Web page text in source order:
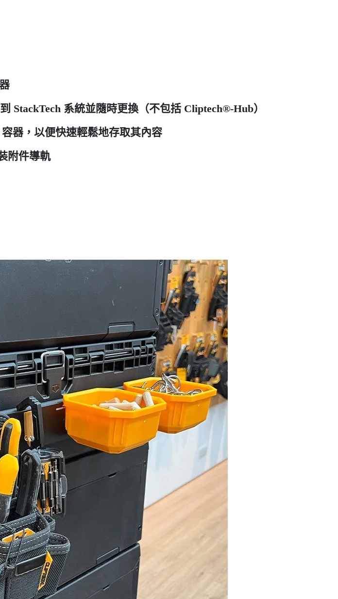
系統並隨時更換（不包括 Cliptech®-Hub）
器，以便快速輕鬆地存取其內容
附件導軌